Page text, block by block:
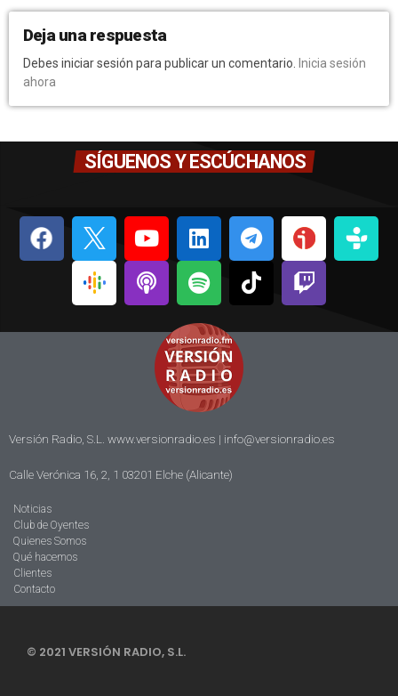
Deja una respuesta
Debes iniciar sesión para publicar un comentario.
Inicia sesión
ahora
SÍGUENOS Y ESCÚCHANOS
Versión Radio, S.L. www.versionradio.es | info@versionradio.es
Calle Verónica 16, 2, 1 03201 Elche (Alicante)
Noticias
Club de Oyentes
Quienes Somos
Qué hacemos
Clientes
Contacto
© 2021 VERSIÓN RADIO, S.L.